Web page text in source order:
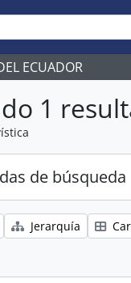
ECUADOR
1
de búsqueda
Jerarquía